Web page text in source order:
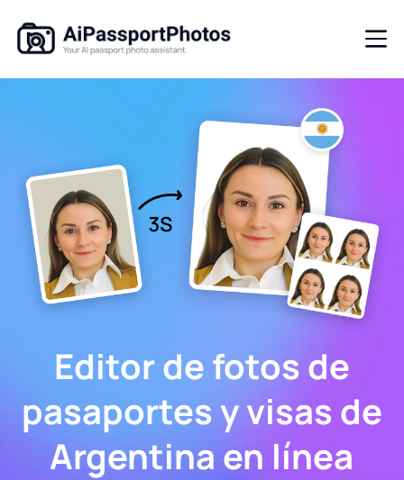
Editor de fotos de
pasaportes y visas de
Argentina en línea